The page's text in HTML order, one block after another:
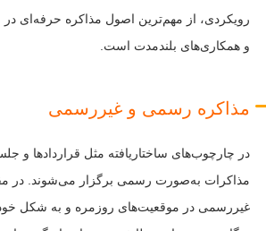
رویکردی، از مهم‌ترین اصول مذاکره حرفه‌ای
و همکاری‌های بلندمدت است.
مذاکره رسمی و غیررسمی
در چارچوب‌های ساختاریافته مثل قراردادها و
مذاکرات به‌صورت رسمی برگزار می‌شوند. در
غیررسمی در موقعیت‌های روزمره و به شکل